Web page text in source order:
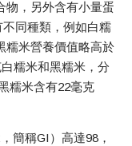
物，另外含有小量蛋
同種類，例如白糯
糯米營養價值略高於
糯米和黑糯米，分
糯米含有22毫克
簡稱GI）高達98，